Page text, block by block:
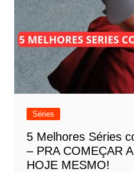
Séries
5 Melhores Séries
– PRA COMEÇAR
HOJE MESMO!